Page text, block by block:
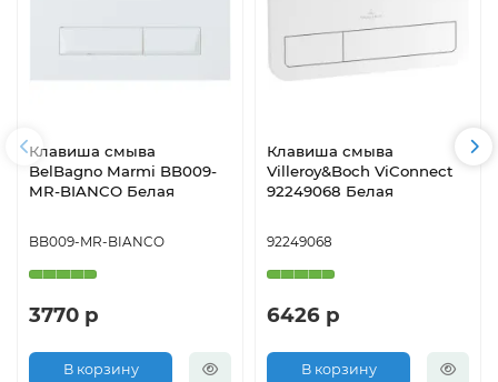
Клавиша смыва
BelBagno Marmi BB009-
MR-BIANCO Белая
BB009-MR-BIANCO
3770 р
В корзину
Клавиша смыва
Villeroy&Boch ViConnect
92249068 Белая
92249068
6426 р
В корзину